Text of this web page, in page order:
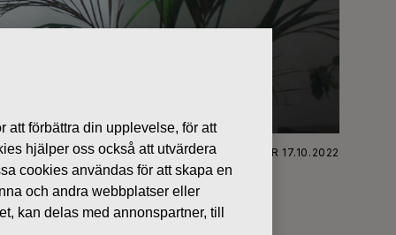
FISKARS OYJ ABP:S ÅTERKÖP AV EGNA AKTIER 17.10.2022
att förbättra din upplevelse, för att
hjälper oss också att utvärdera
cookies användas för att skapa en
och andra webbplatser eller
kan delas med annonspartner, till